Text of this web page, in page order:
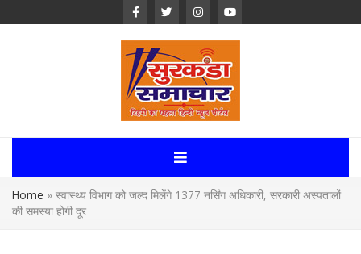
Surkanda
Samachar:
Uttarakhand,
Home » स्वास्थ्य विभाग को जल्द मिलेंगे 1377 नर्सिंग अधिकारी, सरकारी अस्पतालों
की समस्या होगी दूर